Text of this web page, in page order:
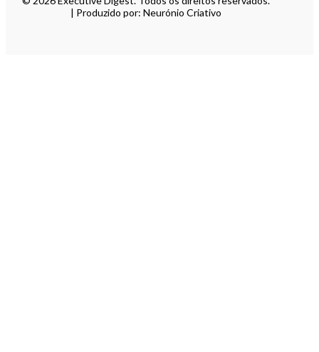
| Produzido por: Neurónio Criativo